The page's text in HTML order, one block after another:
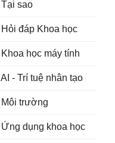
Tại sao
Hỏi đáp Khoa học
Khoa học máy tính
AI - Trí tuệ nhân tạo
Môi trường
Ứng dụng khoa học